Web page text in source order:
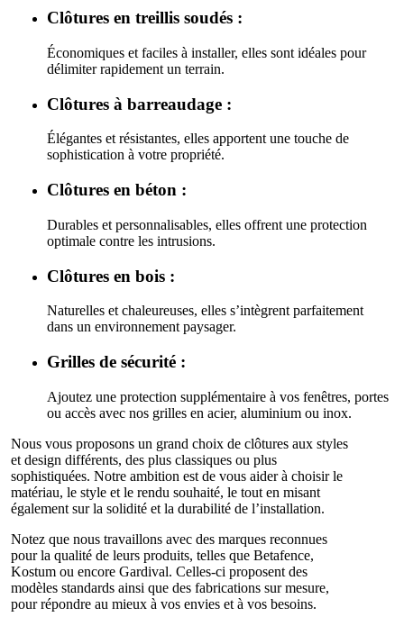
Clôtures en treillis soudés :
Économiques et faciles à installer, elles sont idéales pour
délimiter rapidement un terrain.
Clôtures à barreaudage :
Élégantes et résistantes, elles apportent une touche de
sophistication à votre propriété.
Clôtures en béton :
Durables et personnalisables, elles offrent une protection
optimale contre les intrusions.
Clôtures en bois :
Naturelles et chaleureuses, elles s’intègrent parfaitement
dans un environnement paysager.
Grilles de sécurité :
Ajoutez une protection supplémentaire à vos fenêtres, portes
ou accès avec nos grilles en acier, aluminium ou inox.
Nous vous proposons un grand choix de clôtures aux styles
et design différents, des plus classiques ou plus
sophistiquées. Notre ambition est de vous aider à choisir le
matériau, le style et le rendu souhaité, le tout en misant
également sur la solidité et la durabilité de l’installation.
Notez que nous travaillons avec des marques reconnues
pour la qualité de leurs produits, telles que Betafence,
Kostum ou encore Gardival. Celles-ci proposent des
modèles standards ainsi que des fabrications sur mesure,
pour répondre au mieux à vos envies et à vos besoins.